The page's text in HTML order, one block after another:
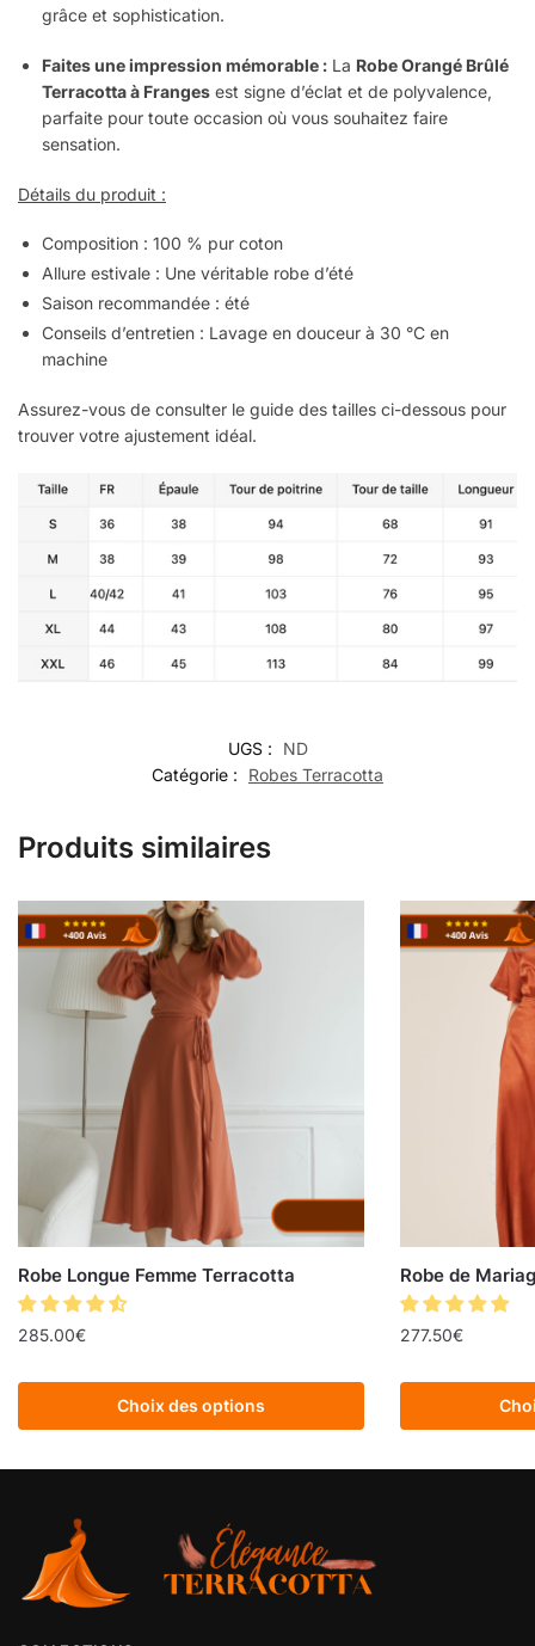
grâce et sophistication.
Faites une impression mémorable : La Robe Orangé Brûlé
Terracotta à Franges est signe d’éclat et de polyvalence,
parfaite pour toute occasion où vous souhaitez faire
sensation.
Détails du produit :
Composition : 100 % pur coton
Allure estivale : Une véritable robe d’été
Saison recommandée : été
Conseils d’entretien : Lavage en douceur à 30 °C en
machine
Assurez-vous de consulter le guide des tailles ci-dessous pour
trouver votre ajustement idéal.
UGS :
ND
Catégorie :
Robes Terracotta
Produits similaires
Robe Longue Femme Terracotta
285.00€
Choix des options
Robe de
277.50€